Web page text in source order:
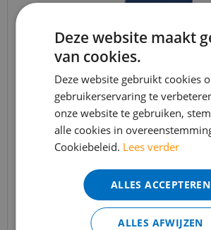
UZIN-NC 182 reparatiemortel 20kg
BEREIKBAARHEID
In verband met de vakantie
t/m 14 augustus telefonisch
bereikbaar.
Bestelling worden uiteraard
echter iets minder snel dan
gewend bent.
Voor vragen kan je ons
Deze website maakt
van cookies.
Deze website gebruikt cookies
gebruikerservaring te
onze website te gebruiken,
alle cookies in
Cookiebeleid. Lees verder
ALLES ACCEPTEREN
ALLES AFWIJZEN